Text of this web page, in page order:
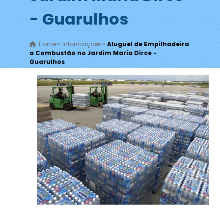
- Guarulhos
Home» Informações » Aluguel de Empilhadeira
a Combustão no Jardim Maria Dirce -
Guarulhos